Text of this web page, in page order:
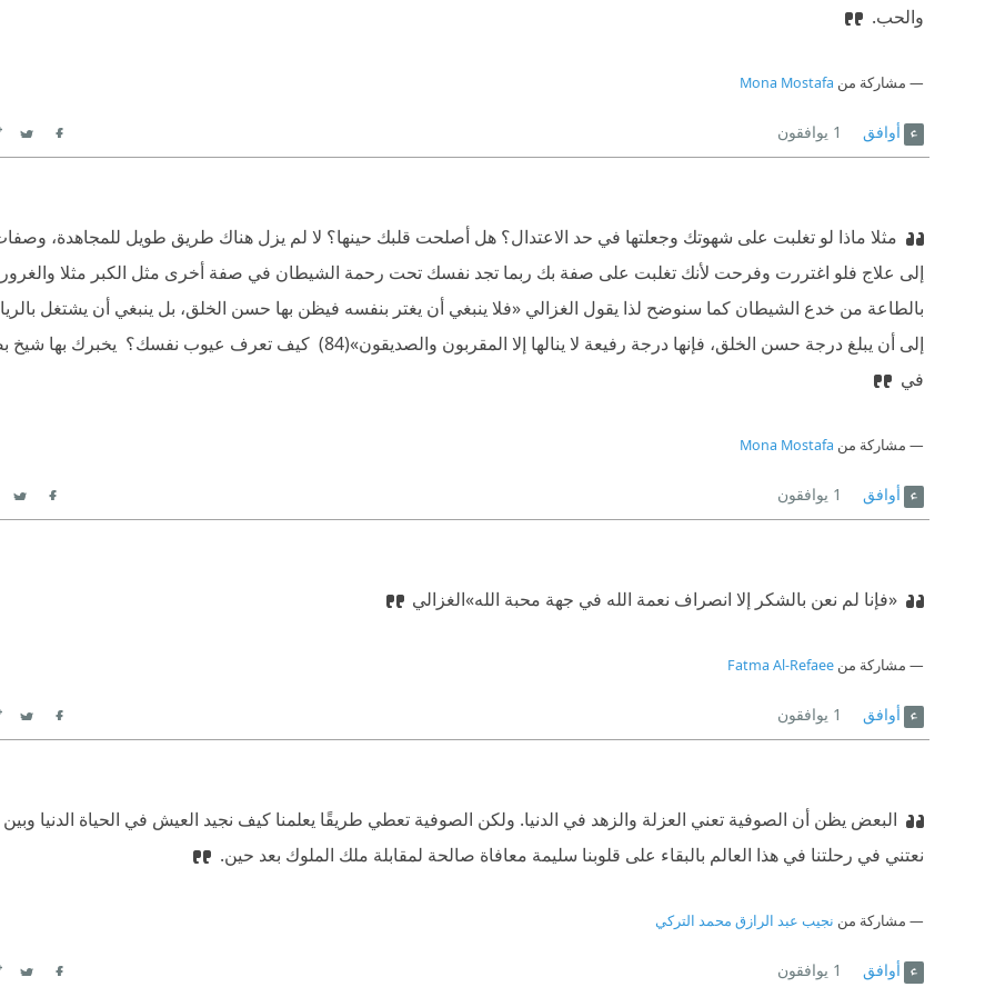
والحب.
مشاركة من Mona Mostafa
أوافق 1 يوافقون
مثلا ماذا لو تغلبت على شهوتك وجعلتها في حد الاعتدال؟ هل أصلحت قلبك حينها؟ لا لم يزل هناك طريق طويل للمجاهدة،
إلى علاج فلو اغتررت وفرحت لأنك تغلبت على صفة بك ربما تجد نفسك تحت رحمة الشيطان في صفة أخرى مثل الكبر مثلا والغرور
بالطاعة من خدع الشيطان كما سنوضح لذا يقول الغزالي «فلا ينبغي أن يغتر بنفسه فيظن بها حسن الخلق، بل ينبغي أن يشتغل
إلى أن يبلغ درجة حسن الخلق، فإنها درجة رفيعة لا ينالها إلا
في
مشاركة من Mona Mostafa
أوافق 1 يوافقون
«فإنا لم نعن بالشكر إلا انصراف نعمة الله في جهة محبة الله»‫‏الغزالي‏
مشاركة منFatma Al-Refaee
أوافق 1 يوافقون
البعض يظن أن الصوفية تعني العزلة والزهد في الدنيا. ولكن الصوفية تعطي طريقًا يعلمنا كيف نجيد العيش في الحياة الدنيا
نعتني في رحلتنا في هذا العالم بالبقاء على قلوبنا سليمة معافاة صالحة لمقابلة ملك الملوك بعد حين.
مشاركة من نجيب عبد الرازق محمد التركي
أوافق 1 يوافقون